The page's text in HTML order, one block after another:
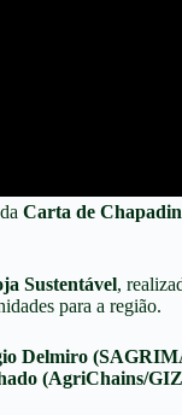
Carta de
Sustentável,
para a região.
Delmiro
(AgriChains/